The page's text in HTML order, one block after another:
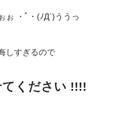
ぉ ・ﾟ・(ﾉД`)ううっ
しすぎるので
ください !!!!